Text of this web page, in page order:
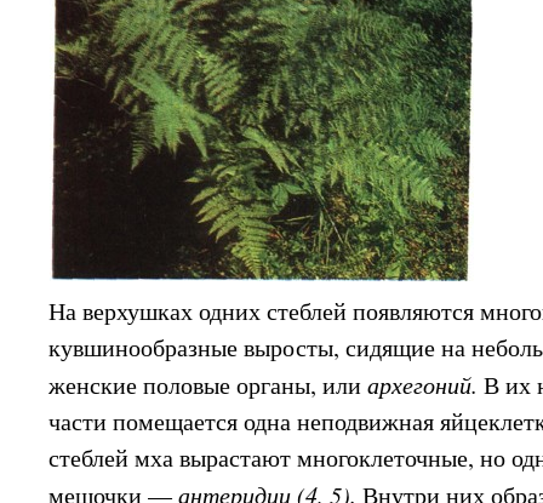
На верхушках одних стеблей появляются
кувшинообразные выросты, сидящие на
женские половые органы, илиархегоний.В их
части помещается одна неподвижная
стеблей мха вырастают многоклеточные, но
мешочки —антеридии (4, 5).Внутри них